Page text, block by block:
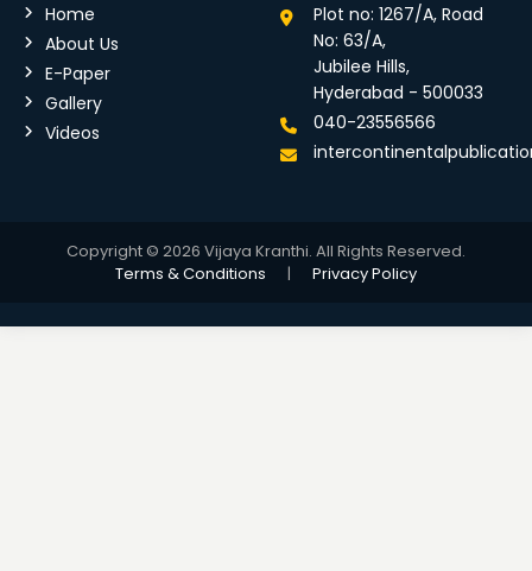
Home
About Us
E-Paper
Gallery
Videos
Plot no: 1267/A, Road
No: 63/A,
Jubilee Hills,
Hyderabad - 500033
040-23556566
Copyright © 2026 Vijaya Kranthi. All Rights Reserved.
Terms & Conditions
| Privacy Policy